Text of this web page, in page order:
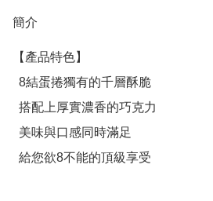
簡介
【產品特色】